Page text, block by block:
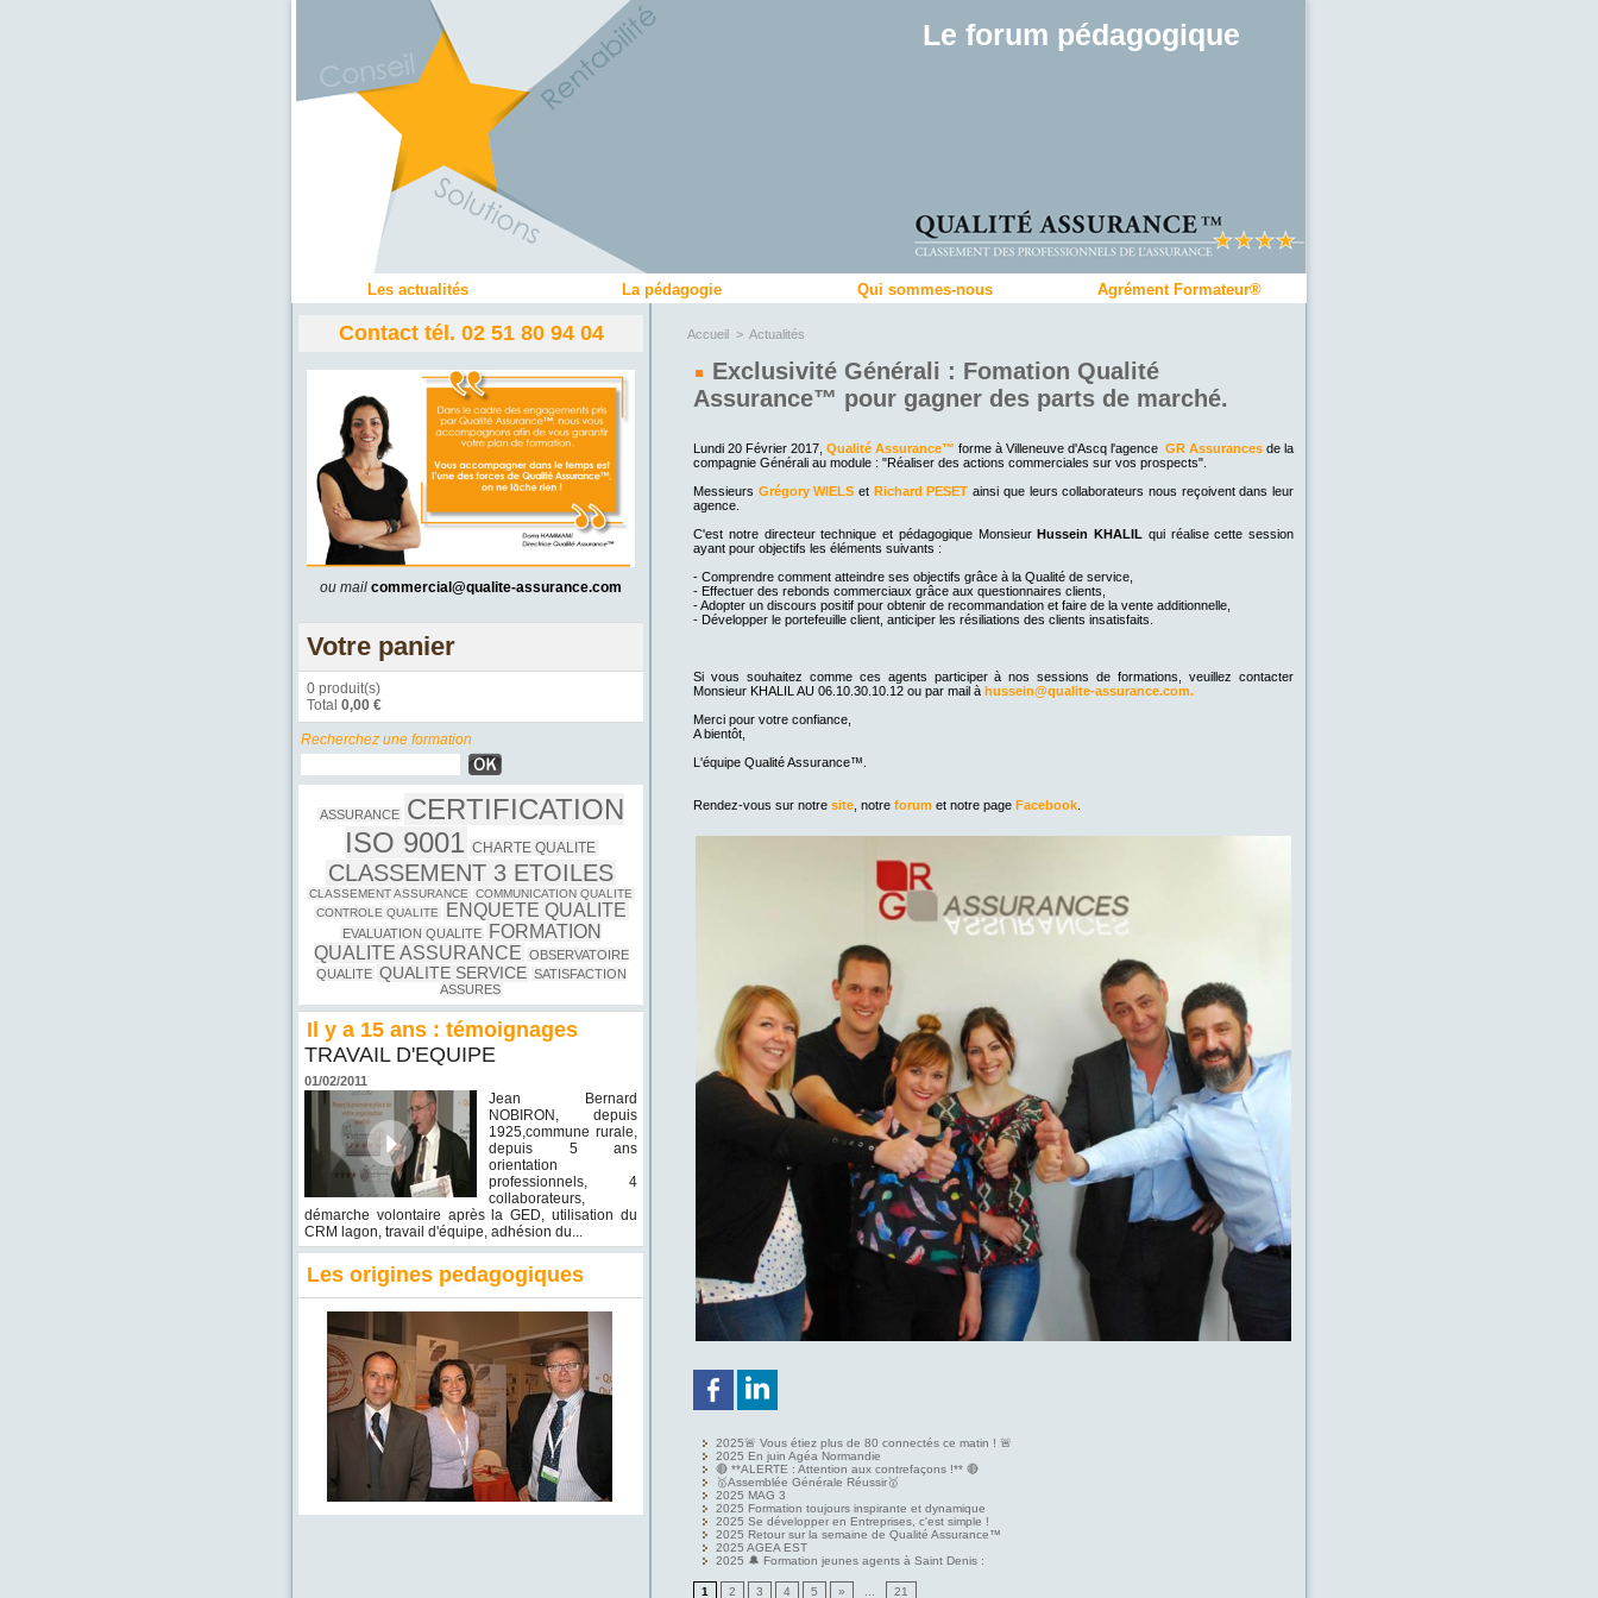
Le forum pédagogique
Les actualités La pédagogie Qui sommes-nous Agrément Formateur®
Contact tél. 02 51 80 94 04
ou mail commercial@qualite-assurance.com
Votre panier
0 produit(s)
Total 0,00 €
Recherchez une formation
ASSURANCE CERTIFICATION
ISO 9001 CHARTE QUALITE
CLASSEMENT 3 ETOILES
CLASSEMENT ASSURANCE COMMUNICATION QUALITE
CONTROLE QUALITE
ENQUETE QUALITE
EVALUATION QUALITE
FORMATION
QUALITE ASSURANCE OBSERVATOIRE
QUALITE QUALITE SERVICE SATISFACTION
ASSURES
Il y a 15 ans : témoignages
TRAVAIL D'EQUIPE
01/02/2011
Jean Bernard
NOBIRON, depuis
1925,commune rurale,
depuis 5 ans
orientation
professionnels, 4
collaborateurs,
démarche volontaire après la GED, utilisation du
CRM lagon, travail d'équipe, adhésion du...
Les origines pedagogiques
Accueil > Actualités
Exclusivité Générali : Fomation Qualité
Assurance™ pour gagner des parts de marché.
Lundi 20 Février 2017, Qualité Assurance™ forme à Villeneuve d'Ascq l'agence GR Assurances de la
compagnie Générali au module : "Réaliser des actions commerciales sur vos prospects".
Messieurs GrégoryWIELS et Richard PESET ainsi que leurs collaborateurs nous reçoivent dans leur
agence.
C'est notre directeur technique et pédagogique MonsieurHussein KHALIL qui réalise cette session
ayant pour objectifs les éléments suivants :
- Comprendre comment atteindre ses objectifs grâce à la Qualité de service,
- Effectuer des rebonds commerciaux grâce aux questionnaires clients,
- Adopter un discours positif pour obtenir de recommandation et faire de la vente additionnelle,
- Développer le portefeuille client, anticiper les résiliations des clients insatisfaits.
Si vous souhaitez comme ces agents participer à nos sessions de formations, veuillez contacter
Monsieur KHALIL AU 06.10.30.10.12 ou par mail à hussein@qualite-assurance.com.
Merci pour votre confiance,
A bientôt,
L'équipe Qualité Assurance™.
Rendez-vous sur notre site , notre forum et notre page Facebook
2025🚨 Vous étiez plus de 80 connectés ce matin ! 🚨
2025 En juin Agéa Normandie
🔴 **ALERTE : Attention aux contrefaçons !** 🔴
🥇Assemblée Générale Réussir🥇
2025 MAG 3
2025 Formation toujours inspirante et dynamique
2025 Se développer en Entreprises, c'est simple !
2025 Retour sur la semaine de Qualité Assurance™
2025 AGEA EST
2025 🔔 Formation jeunes agents à Saint Denis :
1 2 3 4 5 » 21